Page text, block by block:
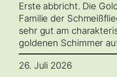
Erste abbricht. Die
Familie der
sehr gut am
goldenen Schimmer
26. Juli 2026